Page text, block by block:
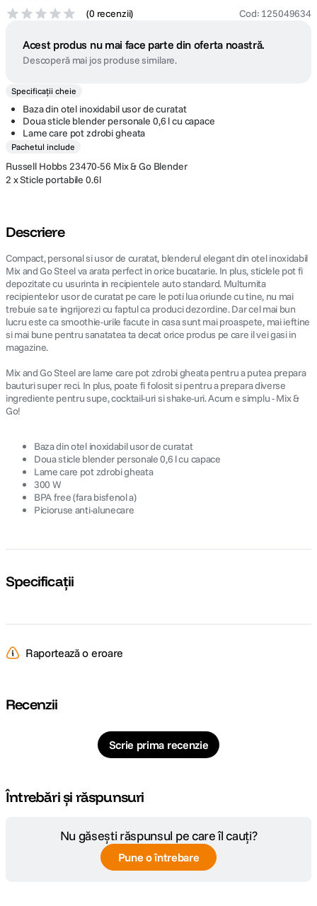
(0 recenzii) Cod: 125049634
Acest produs nu mai face parte din oferta noastră.
Descoperă mai jos produse similare.
Specificații cheie
Baza din otel inoxidabil usor de curatat
Doua sticle blender personale 0,6 l cu capace
Lame care pot zdrobi gheata
Pachetul include
Russell Hobbs 23470-56 Mix & Go Blender
2 x Sticle portabile 0.6l
Descriere
Compact, personal si usor de curatat, blenderul elegant din otel inoxidabil
Mix and Go Steel va arata perfect in orice bucatarie. In plus, sticlele pot fi
depozitate cu usurinta in recipientele auto standard. Multumita
recipientelor usor de curatat pe care le poti lua oriunde cu tine, nu mai
trebuie sa te ingrijorezi cu faptul ca produci dezordine. Dar cel mai bun
lucru este ca smoothie-urile facute in casa sunt mai proaspete, mai ieftine
si mai bune pentru sanatatea ta decat orice produs pe care il vei gasi in
magazine.
Mix and Go Steel are lame care pot zdrobi gheata pentru a putea prepara
bauturi super reci. In plus, poate fi folosit si pentru a prepara diverse
ingrediente pentru supe, cocktail-uri si shake-uri. Acum e simplu - Mix &
Go!
Baza din otel inoxidabil usor de curatat
Doua sticle blender personale 0,6 l cu capace
Lame care pot zdrobi gheata
300 W
BPA free (fara bisfenol a)
Picioruse anti-alunecare
Specificații
Raportează o eroare
Recenzii
Scrie prima recenzie
Întrebări și răspunsuri
Nu găsești răspunsul pe care îl cauți?
Pune o întrebare